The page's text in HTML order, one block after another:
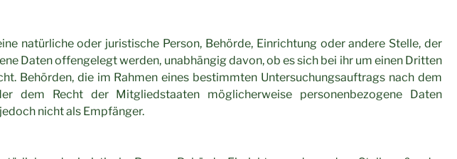
natürliche oder juristische Person, Behörde, Einrichtung oder andere Stelle, der
Daten offengelegt werden, unabhängig davon, ob es sich bei ihr um einen Dritten
Behörden, die im Rahmen eines bestimmten Untersuchungsauftrags nach dem
dem Recht der Mitgliedstaaten möglicherweise personenbezogene Daten
nicht als Empfänger.